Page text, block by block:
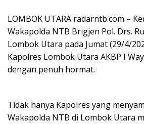
LOMBOK UTARA radarntb.com –
Wakapolda NTB Brigjen Pol. Drs.
Lombok Utara pada Jumat (29/4/
Kapolres Lombok Utara AKBP I
dengan penuh hormat.
Tidak hanya Kapolres yang
Wakapolda NTB di Lombok Utara